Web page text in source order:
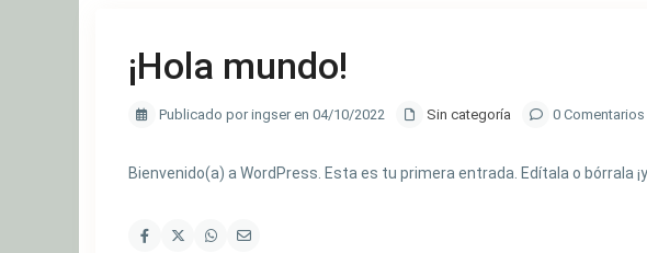
¡Hola mundo!
Publicado por ingser en 04/10/2022 Sin categoría 0 Comentarios
Bienvenido(a) a WordPress. Esta es tu primera entrada. Edítala o bórrala